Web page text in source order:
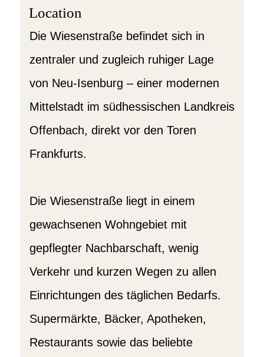
Location
Die Wiesenstraße befindet sich in
zentraler und zugleich ruhiger Lage
von Neu-Isenburg – einer modernen
Mittelstadt im südhessischen Landkreis
Offenbach, direkt vor den Toren
Frankfurts.
Die Wiesenstraße liegt in einem
gewachsenen Wohngebiet mit
gepflegter Nachbarschaft, wenig
Verkehr und kurzen Wegen zu allen
Einrichtungen des täglichen Bedarfs.
Supermärkte, Bäcker, Apotheken,
Restaurants sowie das beliebte